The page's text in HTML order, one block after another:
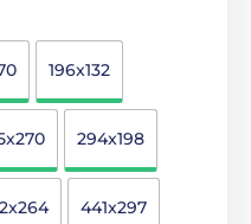
196x132
294x198
441x297